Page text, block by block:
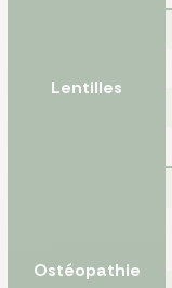
Lentilles
Ostéopathie